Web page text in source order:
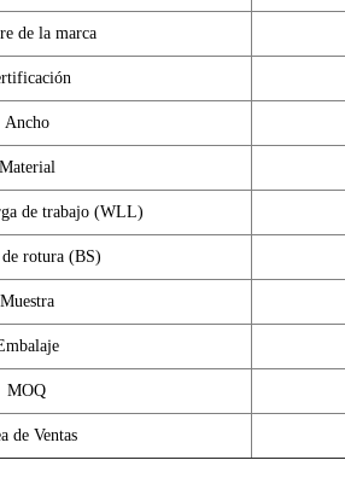
de la marca
Ancho
Material
de trabajo (WLL)
de rotura (BS)
Muestra
MOQ
de Ventas